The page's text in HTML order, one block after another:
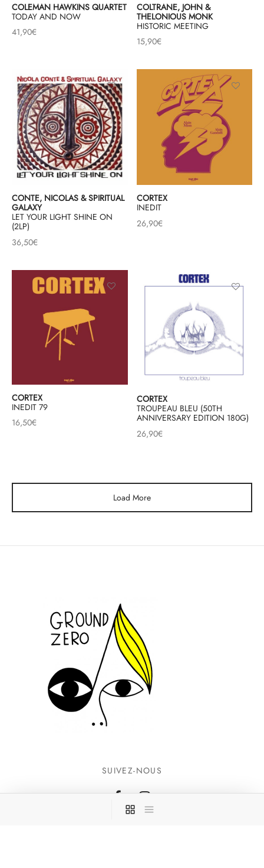
COLEMAN HAWKINS QUARTET
TODAY AND NOW
41,90€
COLTRANE, JOHN &
THELONIOUS MONK
HISTORIC MEETING
15,90€
CONTE, NICOLAS & SPIRITUAL
GALAXY
LET YOUR LIGHT SHINE ON
(2LP)
36,50€
CORTEX
INEDIT
26,90€
CORTEX
INEDIT 79
16,50€
CORTEX
TROUPEAU BLEU (50TH
ANNIVERSARY EDITION 180G)
26,90€
Load More
SUIVEZ-NOUS